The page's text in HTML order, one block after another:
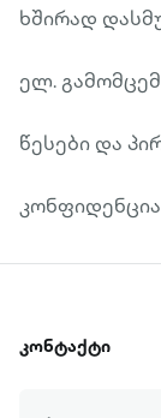
ხშირად
ელ.
წესები და
კონტაქტი